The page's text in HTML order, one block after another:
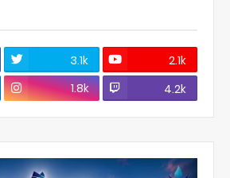
3.1k
2.1k
1.8k 4.2k